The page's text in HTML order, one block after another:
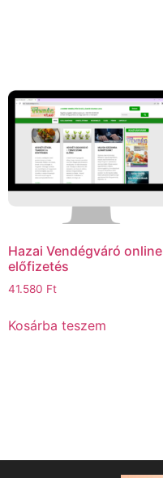
Hazai Vendégváró online
előfizetés
41.580 Ft
Kosárba teszem